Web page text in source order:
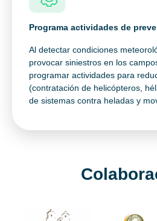
Programa actividades de
Al detectar condiciones
provocar siniestros en los
programar actividades para
(contratación de helicópteros,
de sistemas contra heladas y